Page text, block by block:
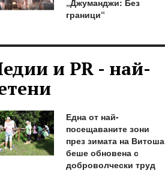
„Джуманджи: Без
граници“
и PR - най-
Една от най-
посещаваните зони
през зимата на Витоша
беше обновена с
доброволчески труд